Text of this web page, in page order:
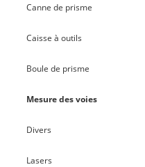
Canne de prisme
Caisse à outils
Boule de prisme
Mesure des voies
Divers
Lasers